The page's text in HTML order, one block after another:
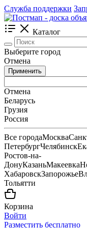
Служба поддержки
Каталог
Выберите город
Отмена
Применить
Отмена
Беларусь
Грузия
Россия
Все городаМосква
ПетербургЧелябинск
Ростов-на-
ДонуКазаньМакеевка
ХабаровскЗапорожье
Тольятти
Корзина
Войти
Разместить бесплатно